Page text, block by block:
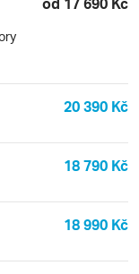
20 390 Kč
18 790 Kč
18 990 Kč